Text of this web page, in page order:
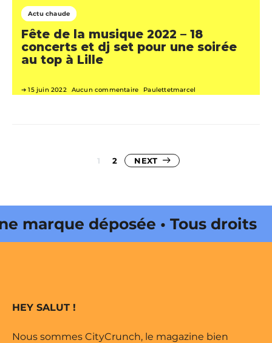
Actu chaude
Fête de la musique 2022 – 18
concerts et dj set pour une soirée
au top à Lille
15 juin 2022 Aucun commentaire Paulettetmarcel
Pagination
1 2 NEXT
déposée • Tous droits
par Buena Onda Web •
HEY SALUT !
Nous sommes CityCrunch, le magazine bien